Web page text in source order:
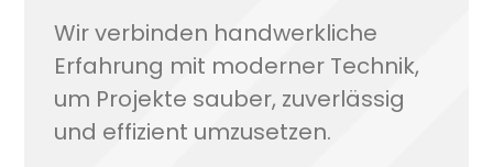
Wir verbinden handwerkliche
Erfahrung mit moderner Technik,
um Projekte sauber, zuverlässig
und effizient umzusetzen.